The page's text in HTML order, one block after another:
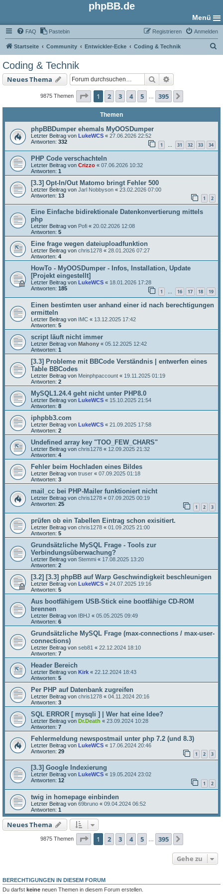
phpBB.de
Menü
FAQ Pastebin Anmelden
Registrieren
Startseite Community Entwickler-Ecke Coding & Technik
Coding & Technik
Neues Thema Suche
9875 Themen Seite 1von 395
1 2 3 4 5 395
Themen
phpBBDumper ehemals MyOOSDumper
Letzter Beitrag von LukeWCS « 27.06.2026 22:52
Antworten: 332 1 … 31 32 33 34
PHP Code verschachteln
Letzter Beitrag von Crizzo « 07.06.2026 10:32
Antworten: 1
[3.3] Opt-In/Out Matomo bringt Fehler 500
Letzter Beitrag von Jarl Nobbyson « 23.02.2026 07:00
Antworten: 13 1 2
Eine Einfache bidirektionale Datenkonvertierung mittels
php
Letzter Beitrag von Pofi « 20.02.2026 12:08
Antworten: 5
Eine frage wegen dateiuploadfunktion
Letzter Beitrag von chris1278 « 28.01.2026 07:27
Antworten: 4
HowTo - MyOOSDumper - Infos, Installation, Update
[Projekt eingestellt]
Letzter Beitrag von LukeWCS « 18.01.2026 17:28
Antworten: 185 1 … 16 17 18 19
Einen bestimten user anhand einer id nach berechtigungen
ermitteln
Letzter Beitrag von IMC « 13.12.2025 17:42
Antworten: 5
script läuft nicht immer
Letzter Beitrag von Mahony « 05.12.2025 12:42
Antworten: 1
[3.3] Probleme mit BBCode Verständnis | entwerfen eines
Table BBCodes
Letzter Beitrag von Meinphpaccount « 19.11.2025 01:19
Antworten: 2
MySQL1.24.4 geht nicht unter PHP8.0
Letzter Beitrag von LukeWCS « 15.10.2025 21:54
Antworten: 8
iphpbb3.com
Letzter Beitrag von LukeWCS « 21.09.2025 17:58
Antworten: 2
Undefined array key "TOO_FEW_CHARS"
Letzter Beitrag von chris1278 « 12.09.2025 21:32
Antworten: 4
Fehler beim Hochladen eines Bildes
Letzter Beitrag von truser « 07.09.2025 01:18
Antworten: 3
mail_cc bei PHP-Mailer funktioniert nicht
Letzter Beitrag von chris1278 « 07.09.2025 00:19
Antworten: 25 1 2 3
prüfen ob ein Tabellen Eintrag schon exisitiert.
Letzter Beitrag von chris1278 « 01.09.2025 21:00
Antworten: 5
Grundsätzliche MySQL Frage - Tools zur
Verbindungsüberwachung?
Letzter Beitrag von Stemmi « 17.08.2025 13:20
Antworten: 2
[3.2] [3.3] phpBB auf Warp Geschwindigkeit beschleunigen
Letzter Beitrag von LukeWCS « 24.07.2025 19:16
Antworten: 5
Aus bootfähigem USB-Stick eine bootfähige CD-ROM
brennen
Letzter Beitrag von IBHJ « 05.05.2025 09:49
Antworten: 6
Grundsätzliche MySQL Frage (max-connections / max-user-
connections)
Letzter Beitrag von seb81 « 22.12.2024 18:10
Antworten: 7
Header Bereich
Letzter Beitrag von Kirk « 22.12.2024 18:43
Antworten: 5
Per PHP auf Datenbank zugreifen
Letzter Beitrag von chris1278 « 04.11.2024 20:16
Antworten: 3
SQL ERROR [ mysqli ] | Wer hat eine Idee?
Letzter Beitrag von Dr.Death « 23.09.2024 10:28
Antworten: 7
Fehlermeldung newspostmail unter php 7.2 (und 8.3)
Letzter Beitrag von LukeWCS « 17.06.2024 20:46
Antworten: 29 1 2 3
[3.3] Google Indexierung
Letzter Beitrag von LukeWCS « 19.05.2024 23:02
Antworten: 12 1 2
twig in homepage einbinden
Letzter Beitrag von 69bruno « 09.04.2024 06:52
Antworten: 1
Neues Thema
9875 Themen Seite 1von 395
1 2 3 4 5 395
Gehe zu
BERECHTIGUNGEN IN DIESEM FORUM
Du darfst keine neuen Themen in diesem Forum erstellen.